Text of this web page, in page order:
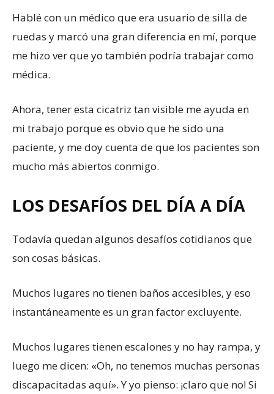
Hablé con un médico que era usuario de silla de
ruedas y marcó una gran diferencia en mí, porque
me hizo ver que yo también podría trabajar como
médica.
Ahora, tener esta cicatriz tan visible me ayuda en
mi trabajo porque es obvio que he sido una
paciente, y me doy cuenta de que los pacientes son
mucho más abiertos conmigo.
LOS DESAFÍOS DEL DÍA A DÍA
Todavía quedan algunos desafíos cotidianos que
son cosas básicas.
Muchos lugares no tienen baños accesibles, y eso
instantáneamente es un gran factor excluyente.
Muchos lugares tienen escalones y no hay rampa, y
luego me dicen: «Oh, no tenemos muchas personas
discapacitadas aquí». Y yo pienso: ¡claro que no! Si